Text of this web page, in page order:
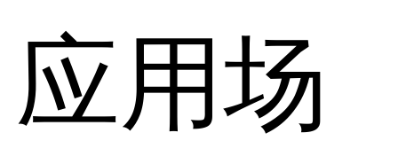
应用场